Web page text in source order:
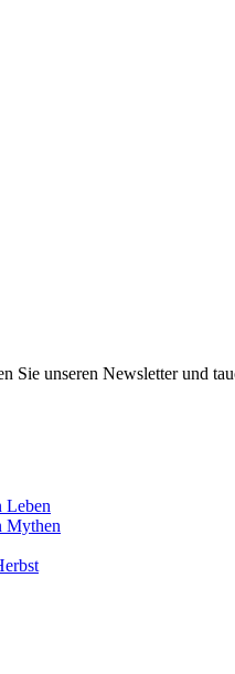
Sie unseren Newsletter und
Leben
Mythen